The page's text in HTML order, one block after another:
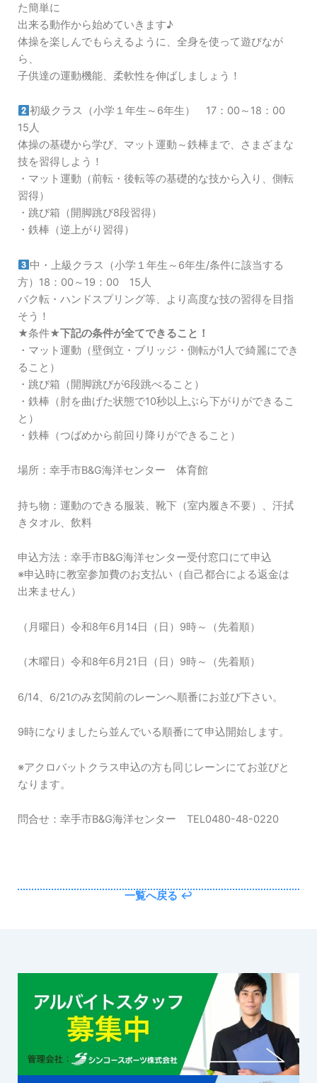
た簡単に
出来る動作から始めていきます♪
体操を楽しんでもらえるように、全身を使って遊びなが
ら、
子供達の運動機能、柔軟性を伸ばしましょう！
初級クラス（小学１年生～6年生） 17：00～18：00
15人
体操の基礎から学び、マット運動～鉄棒まで、さまざまな
技を習得しよう！
・マット運動（前転・後転等の基礎的な技から入り、側転
習得）
・跳び箱（開脚跳び8段習得）
・鉄棒（逆上がり習得）
中・上級クラス（小学１年生～6年生/条件に該当する
方）18：00～19：00 15人
バク転・ハンドスプリング等、より高度な技の習得を目指
そう！
★条件★下記の条件が全てできること！
・マット運動（壁倒立・ブリッジ・側転が1人で綺麗にでき
ること）
・跳び箱（開脚跳びが6段跳べること）
・鉄棒（肘を曲げた状態で10秒以上ぶら下がりができるこ
と）
・鉄棒（つばめから前回り降りができること）
場所：幸手市B&G海洋センター 体育館
持ち物：運動のできる服装、靴下（室内履き不要）、汗拭
きタオル、飲料
申込方法：幸手市B&G海洋センター受付窓口にて申込
※申込時に教室参加費のお支払い（自己都合による返金は
出来ません）
（月曜日）令和8年6月14日（日）9時～（先着順）
（木曜日）令和8年6月21日（日）9時～（先着順）
6/14、6/21のみ玄関前のレーンへ順番にお並び下さい。
9時になりましたら並んでいる順番にて申込開始します。
※アクロバットクラス申込の方も同じレーンにてお並びと
なります。
問合せ：幸手市B&G海洋センター TEL0480-48-0220
一覧へ戻る ↩︎